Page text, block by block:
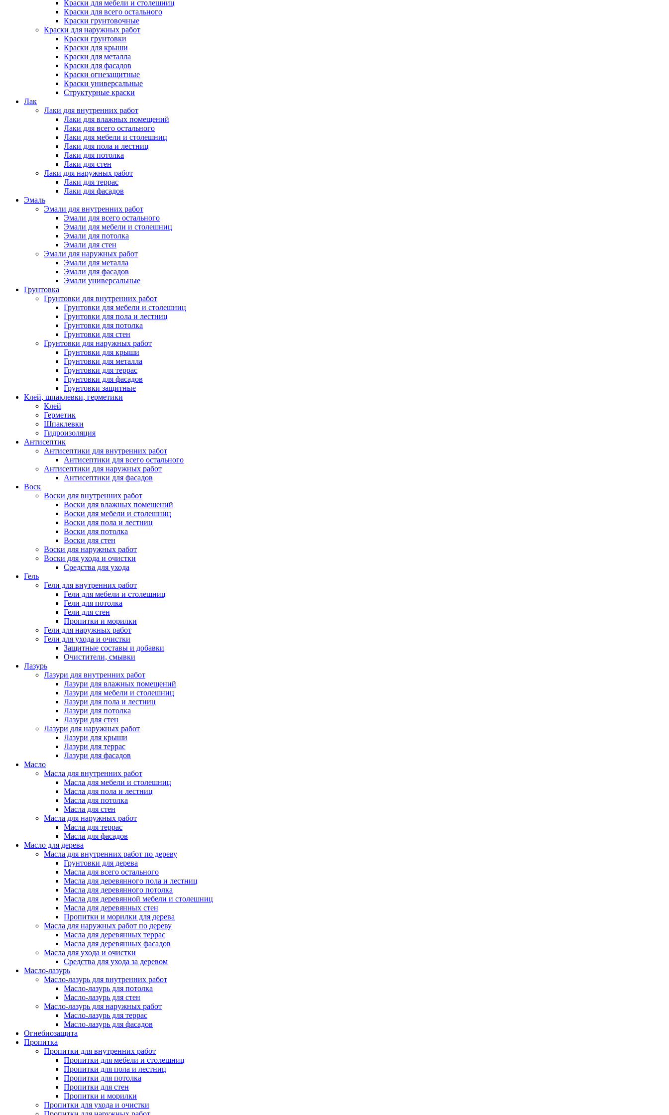
Краски для мебели и столешниц
Краски для всего остального
Краски грунтовочные
Краски для наружных работ
Краски грунтовки
Краски для крыши
Краски для металла
Краски для фасадов
Краски огнезащитные
Краски универсальные
Структурные краски
Лак
Лаки для внутренних работ
Лаки для влажных помещений
Лаки для всего остального
Лаки для мебели и столешниц
Лаки для пола и лестниц
Лаки для потолка
Лаки для стен
Лаки для наружных работ
Лаки для террас
Лаки для фасадов
Эмаль
Эмали для внутренних работ
Эмали для всего остального
Эмали для мебели и столешниц
Эмали для потолка
Эмали для стен
Эмали для наружных работ
Эмали для металла
Эмали для фасадов
Эмали универсальные
Грунтовка
Грунтовки для внутренних работ
Грунтовки для мебели и столешниц
Грунтовки для пола и лестниц
Грунтовки для потолка
Грунтовки для стен
Грунтовки для наружных работ
Грунтовки для крыши
Грунтовки для металла
Грунтовки для террас
Грунтовки для фасадов
Грунтовки защитные
Клей, шпаклевки, герметики
Клей
Герметик
Шпаклевки
Гидроизоляция
Антисептик
Антисептики для внутренних работ
Антисептики для всего остального
Антисептики для наружных работ
Антисептики для фасадов
Воск
Воски для внутренних работ
Воски для влажных помещений
Воски для мебели и столешниц
Воски для пола и лестниц
Воски для потолка
Воски для стен
Воски для наружных работ
Воски для ухода и очистки
Средства для ухода
Гель
Гели для внутренних работ
Гели для мебели и столешниц
Гели для потолка
Гели для стен
Пропитки и морилки
Гели для наружных работ
Гели для ухода и очистки
Защитные составы и добавки
Очистители, смывки
Лазурь
Лазури для внутренних работ
Лазури для влажных помещений
Лазури для мебели и столешниц
Лазури для пола и лестниц
Лазури для потолка
Лазури для стен
Лазури для наружных работ
Лазури для крыши
Лазури для террас
Лазури для фасадов
Масло
Масла для внутренних работ
Масла для мебели и столешниц
Масла для пола и лестниц
Масла для потолка
Масла для стен
Масла для наружных работ
Масла для террас
Масла для фасадов
Масло для дерева
Масла для внутренних работ по дереву
Грунтовки для дерева
Масла для всего остального
Масла для деревянного пола и лестниц
Масла для деревянного потолка
Масла для деревянной мебели и столешниц
Масла для деревянных стен
Пропитки и морилки для дерева
Масла для наружных работ по дереву
Масла для деревянных террас
Масла для деревянных фасадов
Масла для ухода и очистки
Средства для ухода за деревом
Масло-лазурь
Масло-лазурь для внутренних работ
Масло-лазурь для потолка
Масло-лазурь для стен
Масло-лазурь для наружных работ
Масло-лазурь для террас
Масло-лазурь для фасадов
Огнебиозащита
Пропитка
Пропитки для внутренних работ
Пропитки для мебели и столешниц
Пропитки для пола и лестниц
Пропитки для потолка
Пропитки для стен
Пропитки и морилки
Пропитки для ухода и очистки